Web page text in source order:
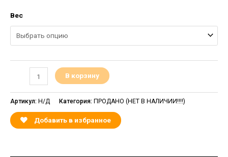
Вес
В корзину
Артикул: Н/Д Категория: ПРОДАНО (НЕТ В НАЛИЧИИ!!!!)
Добавить в избранное